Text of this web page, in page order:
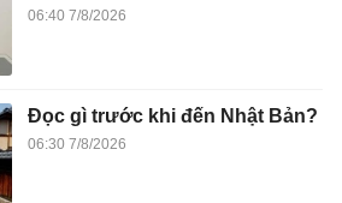
06:40 7/8/2026
Đọc gì trước khi đến Nhật Bản?
06:30 7/8/2026